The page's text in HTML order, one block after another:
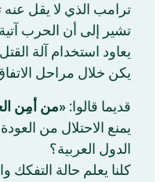
ترامب الذي لا يقل
تشير إلى أن الحرب
يعاود استخدام آلة
يكن خلال مراحل
قديما قالوا: «من أمِن
يمنع الاحتلال من
الدول العربية؟
كلنا يعلم حالة التفكك